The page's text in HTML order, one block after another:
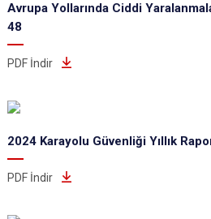
Avrupa Yollarında Ciddi
48
PDF İndir
2024 Karayolu Güvenliği Yıllık
PDF İndir